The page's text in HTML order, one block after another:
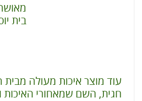
בית
עוד מוצר איכות מעולה
חגית, השם שמאחורי האיכות